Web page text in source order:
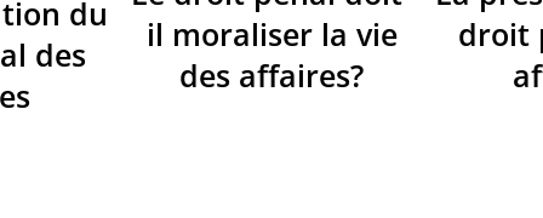
du
des
il moraliser la vie
des affaires?
droit